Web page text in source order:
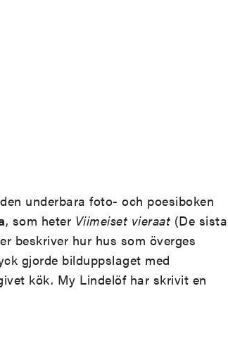
underbara foto- och poesiboken
, som heter Viimeiset vieraat (De sista
beskriver hur hus som överges
gjorde bilduppslaget med
kök. My Lindelöf har skrivit en